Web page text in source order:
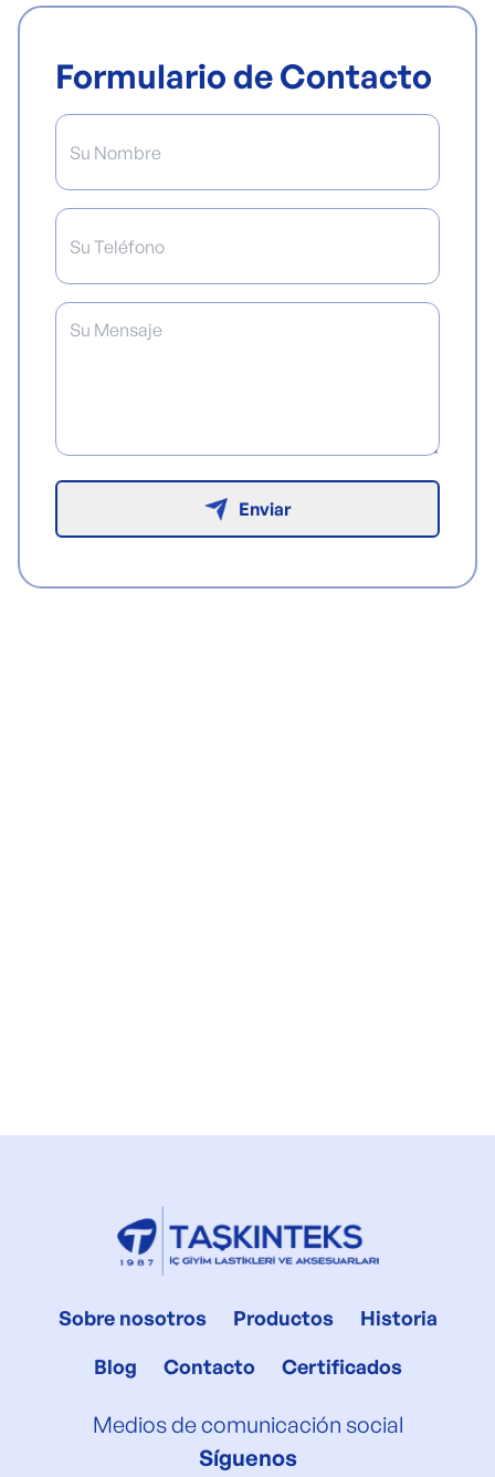
Formulario de Contacto
Enviar
Sobre nosotros Productos
Historia
Blog
Contacto Certificados
Medios de comunicación social
Síguenos